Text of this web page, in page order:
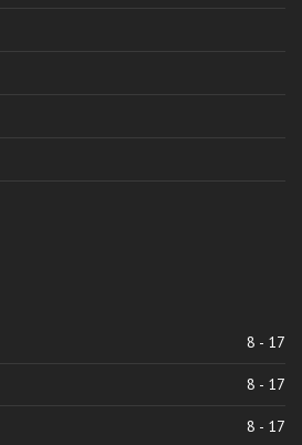
8 - 17
8 - 17
8 - 17